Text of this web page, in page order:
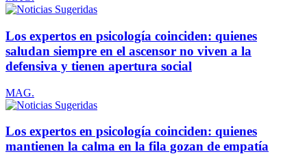
Los expertos en psicología coinciden: quienes
saludan siempre en el ascensor no viven a la
defensiva y tienen apertura social
MAG.
Los expertos en psicología coinciden: quienes
mantienen la calma en la fila gozan de empatía